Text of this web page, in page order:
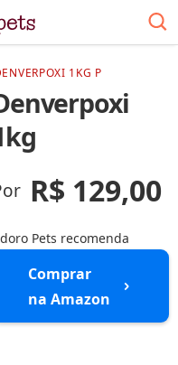
1KG P
R$ 129,00
Pets recomenda
Comprar
na Amazon